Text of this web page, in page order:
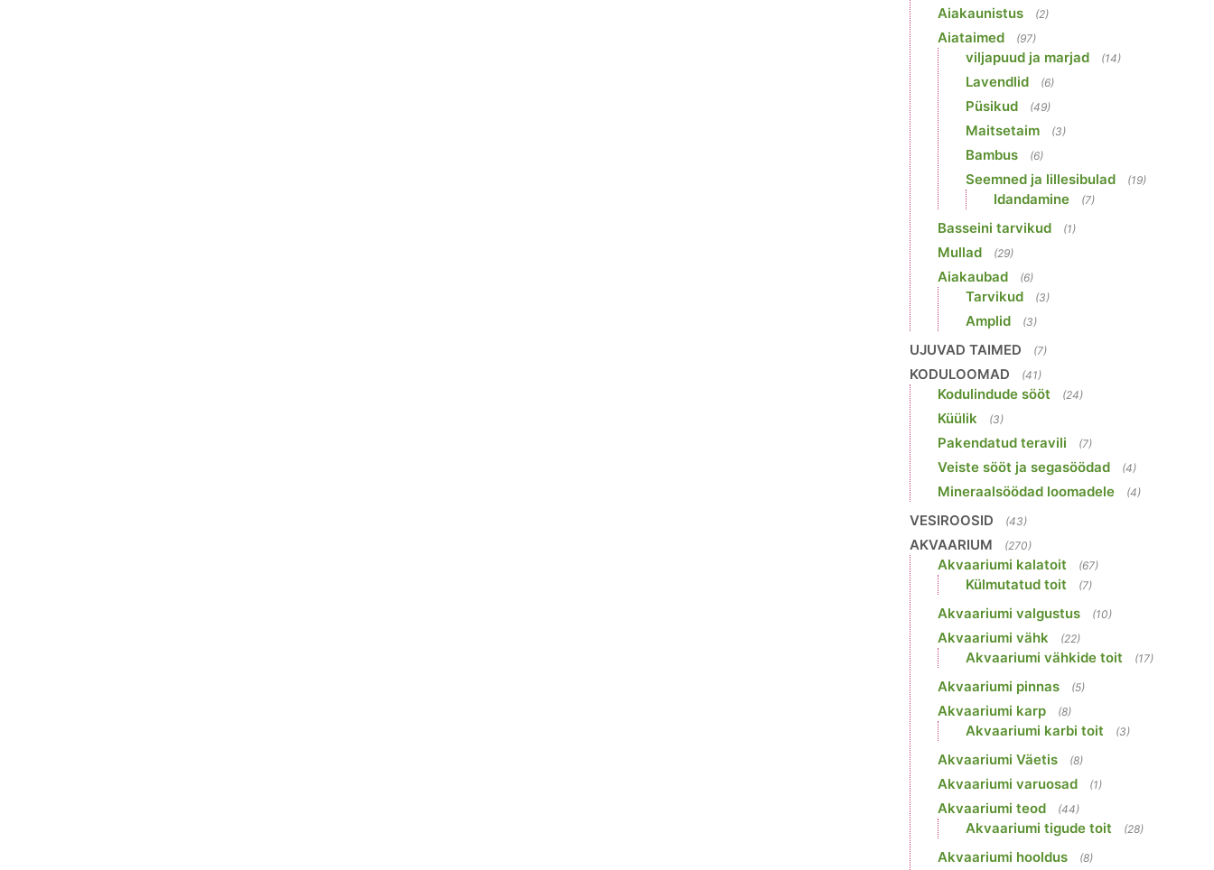
Aiakaunistus (2)
Aiataimed (97)
viljapuud ja marjad (14)
Lavendlid (6)
Püsikud (49)
Maitsetaim (3)
Bambus (6)
Seemned ja lillesibulad (19)
Idandamine (7)
Basseini tarvikud (1)
Mullad (29)
Aiakaubad (6)
Tarvikud (3)
Amplid (3)
UJUVAD TAIMED (7)
KODULOOMAD (41)
Kodulindude sööt (24)
Küülik (3)
Pakendatud teravili (7)
Veiste sööt ja segasöödad (4)
Mineraalsöödad loomadele (4)
VESIROOSID (43)
AKVAARIUM (270)
Akvaariumi kalatoit (67)
Külmutatud toit (7)
Akvaariumi valgustus (10)
Akvaariumi vähk (22)
Akvaariumi vähkide toit (17)
Akvaariumi pinnas (5)
Akvaariumi karp (8)
Akvaariumi karbi toit (3)
Akvaariumi Väetis (8)
Akvaariumi varuosad (1)
Akvaariumi teod (44)
Akvaariumi tigude toit (28)
Akvaariumi hooldus (8)